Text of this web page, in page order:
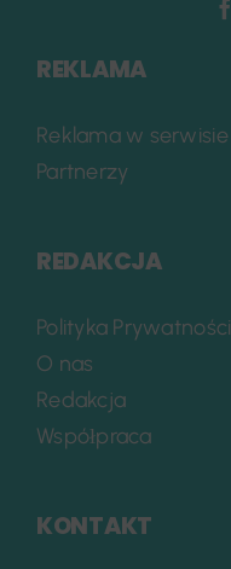
REKLAMA
Reklama w serwisie
Partnerzy
REDAKCJA
Polityka Prywatności
O nas
Redakcja
Współpraca
KONTAKT